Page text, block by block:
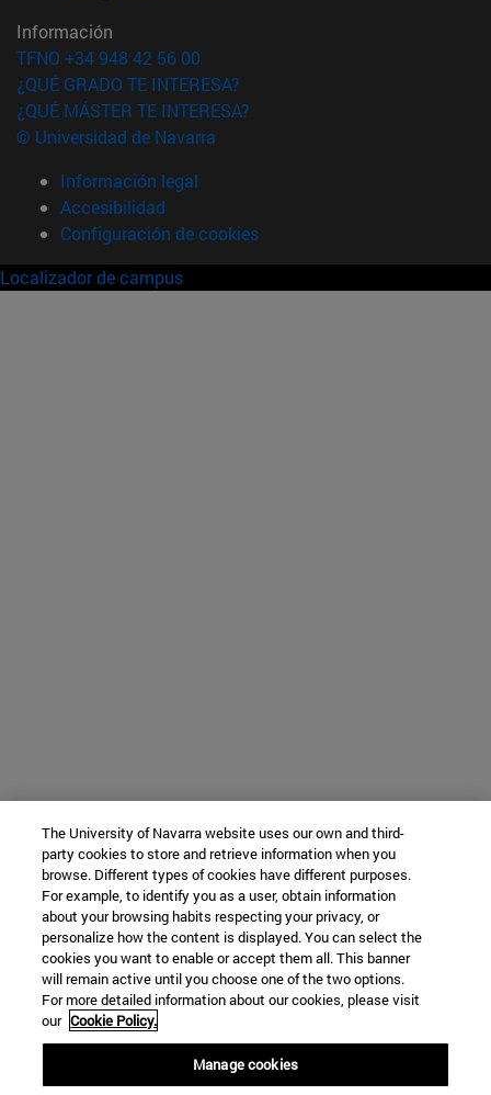
Información
TFNO +34 948 42 56 00
¿QUÉ GRADO TE INTERESA?
¿QUÉ MÁSTER TE INTERESA?
© Universidad de Navarra
Información legal
Accesibilidad
Configuración de cookies
Localizador de campus
The University of Navarra website uses our own and third-
party cookies to store and retrieve information when you
browse. Different types of cookies have different purposes.
For example, to identify you as a user, obtain information
about your browsing habits respecting your privacy, or
personalize how the content is displayed. You can select the
cookies you want to enable or accept them all. This banner
will remain active until you choose one of the two options.
For more detailed information about our cookies, please visit
our Cookie Policy.
Manage cookies